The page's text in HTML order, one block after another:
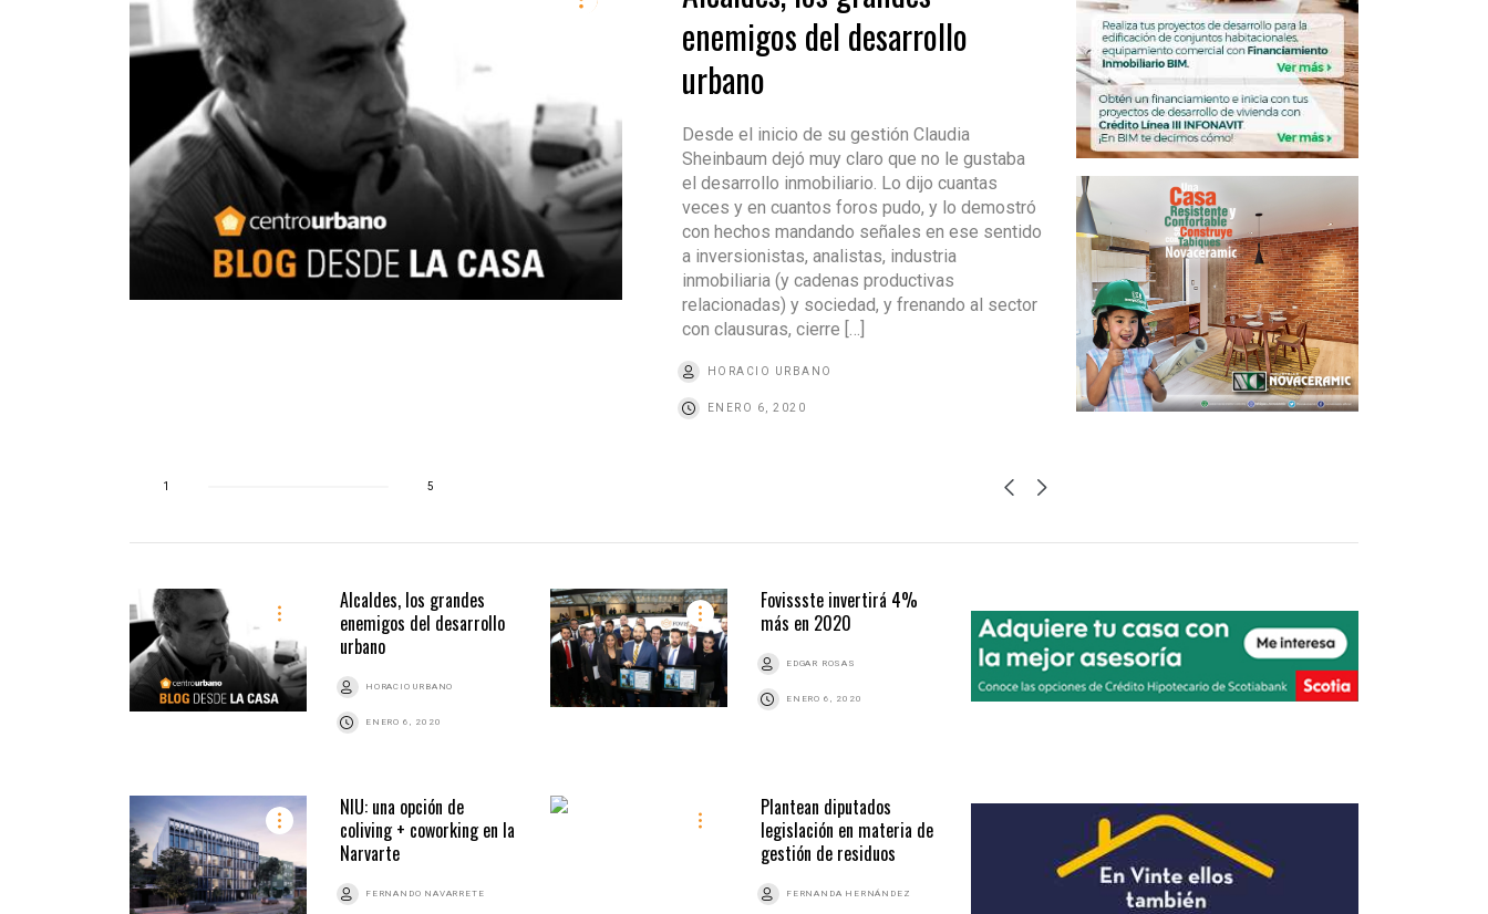
enemigos del desarrollo
urbano
Desde el inicio de su gestión Claudia
Sheinbaum dejó muy claro que no le gustaba
el desarrollo inmobiliario. Lo dijo cuantas
veces y en cuantos foros pudo, y lo demostró
con hechos mandando señales en ese sentido
a inversionistas, analistas, industria
inmobiliaria (y cadenas productivas
relacionadas) y sociedad, y frenando al sector
con clausuras, cierre […]
HORACIO URBANO
ENERO 6, 2020
1 5
Alcaldes, los grandes
enemigos del desarrollo
urbano
HORACIO URBANO
ENERO 6, 2020
Fovissste invertirá 4%
más en 2020
EDGAR ROSAS
ENERO 6, 2020
NIU: una opción de
coliving + coworking en la
Narvarte
FERNANDO NAVARRETE
Plantean diputados
legislación en materia de
gestión de residuos
FERNANDA HERNÁNDEZ